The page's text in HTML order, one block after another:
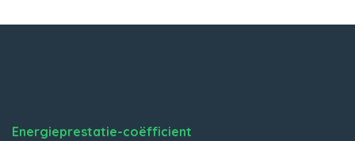
Energieprestatie-coëfficient